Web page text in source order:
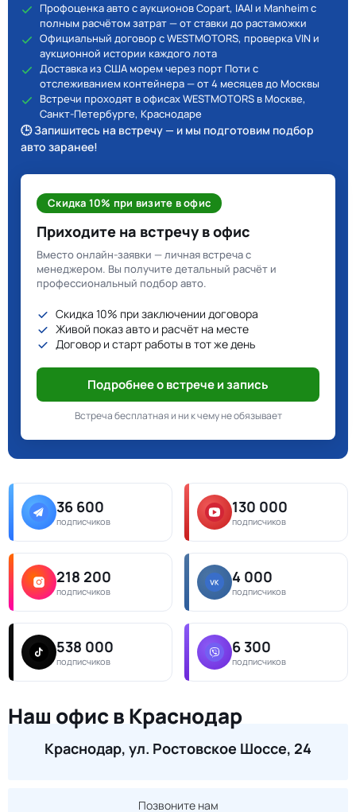
Профоценка авто с аукционов Copart, IAAI и Manheim с
полным расчётом затрат — от ставки до растаможки
Официальный договор с WESTMOTORS, проверка VIN и
аукционной истории каждого лота
Доставка из США морем через порт Поти с
отслеживанием контейнера — от 4 месяцев до Москвы
Встречи проходят в офисах WESTMOTORS в Москве,
Санкт-Петербурге, Краснодаре
🕒 Запишитесь на встречу — и мы подготовим подбор
авто заранее!
Скидка 10% при визите в офис
Приходите на встречу в офис
Вместо онлайн-заявки — личная встреча с
менеджером. Вы получите детальный расчёт и
профессиональный подбор авто.
Скидка 10% при заключении договора
Живой показ авто и расчёт на месте
Договор и старт работы в тот же день
Подробнее о встрече и запись
Встреча бесплатная и ни к чему не обязывает
36 600
подписчиков
130 000
подписчиков
218 200
подписчиков
4 000
подписчиков
538 000
подписчиков
6 300
подписчиков
Наш офис в Краснодар
Краснодар, ул. Ростовское Шоссе, 24
Позвоните нам